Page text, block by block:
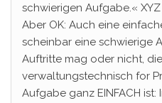
schwierigen Aufgabe.«
Aber OK: Auch eine
scheinbar eine schwierige
Auftritte mag oder nicht,
verwaltungstechnisch for
Aufgabe ganz EINFACH